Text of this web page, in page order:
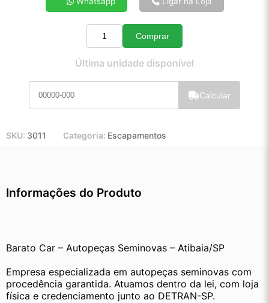
5x de R$ 14,27
10x de R$ 7,38
11x de R$ 6,78
Quantidade
Comprar
Última unidade disponível
Calcular
SKU: 3011 Categoria: Escapamentos
Informações do Produto
Barato Car – Autopeças Seminovas – Atibaia/SP
Empresa especializada em autopeças seminovas com
procedência garantida. Atuamos dentro da lei, com loja
física e credenciamento junto ao DETRAN-SP.